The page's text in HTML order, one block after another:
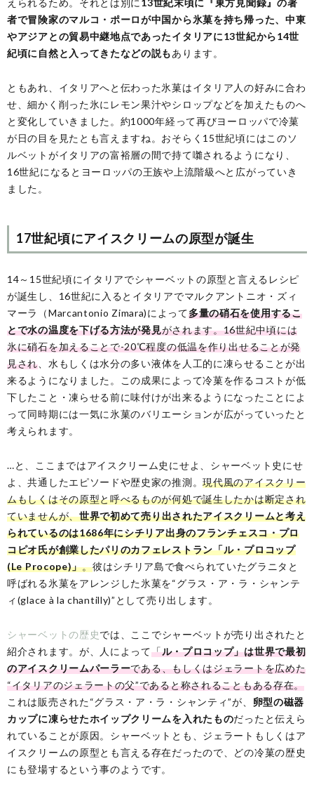
えられるため。それとは別に13世紀末頃に『東方見聞録』の著
者で冒険家のマルコ・ポーロが中国から氷菓を持ち帰った、中東
やアジアとの貿易中継地点であったイタリアに13世紀から14世
紀頃に自然と入ってきたなどの説もあります。
ともあれ、イタリアへと伝わった氷菓はイタリア人の好みに合わ
せ、細かく削った氷にレモン果汁やシロップなどを加えたものへ
と変化していきました。約1000年経って再びヨーロッパで冷菓
が日の目を見たとも言えますね。おそらく15世紀頃にはこのソ
ルベットがイタリアの富裕層の間で持て囃されるようになり、
16世紀になるとヨーロッパの王族や上流階級へと広がっていき
ました。
17世紀頃にアイスクリームの原型が誕生
14～15世紀頃にイタリアでシャーベットの原型と言えるレシピ
が誕生し、16世紀に入るとイタリアでマルクアントニオ・ズィ
マーラ（Marcantonio Zimara)によって多量の硝石を使用するこ
とで水の温度を下げる方法が発見がされます。16世紀中頃には
氷に硝石を加えることで-20℃程度の低温を作り出せることが発
見され、水もしくは水分の多い液体を人工的に凍らせることが出
来るようになりました。この成果によって冷菓を作るコストが低
下したこと・凍らせる前に味付けが出来るようになったことによ
って同時期には一気に氷菓のバリエーションが広がっていったと
考えられます。
…と、ここまではアイスクリーム史にせよ、シャーベット史にせ
よ、共通したエピソードや歴史家の推測。現代風のアイスクリー
ムもしくはその原型と呼べるものが何処で誕生したかは断定され
ていませんが、世界で初めて売り出されたアイスクリームと考え
られているのは1686年にシチリア出身のフランチェスコ・プロ
コピオ氏が創業したパリのカフェレストラン「ル・プロコップ
(Le Procope)」。彼はシチリア島で食べられていたグラニタと
呼ばれる氷菓をアレンジした氷菓を“グラス・ア・ラ・シャンテ
ィ(glace à la chantilly)”として売り出します。
シャーベットの歴史では、ここでシャーベットが売り出されたと
紹介されます。が、人によって「ル・プロコップ」は世界で最初
のアイスクリームパーラーである、もしくはジェラートを広めた
“イタリアのジェラートの父”であると称されることもある存在。
これは販売された“グラス・ア・ラ・シャンティ”が、 卵型の磁器
カップに凍らせたホイップクリームを入れたものだったと伝えら
れていることが原因。シャーベットとも、ジェラートもしくはア
イスクリームの原型とも言える存在だったので、どの冷菓の歴史
にも登場するという事のようです。